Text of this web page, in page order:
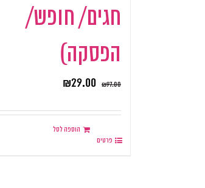
חגים/ חופש/
הפסקה)
₪97.00
₪29.00
הוספה לסל
פרטים